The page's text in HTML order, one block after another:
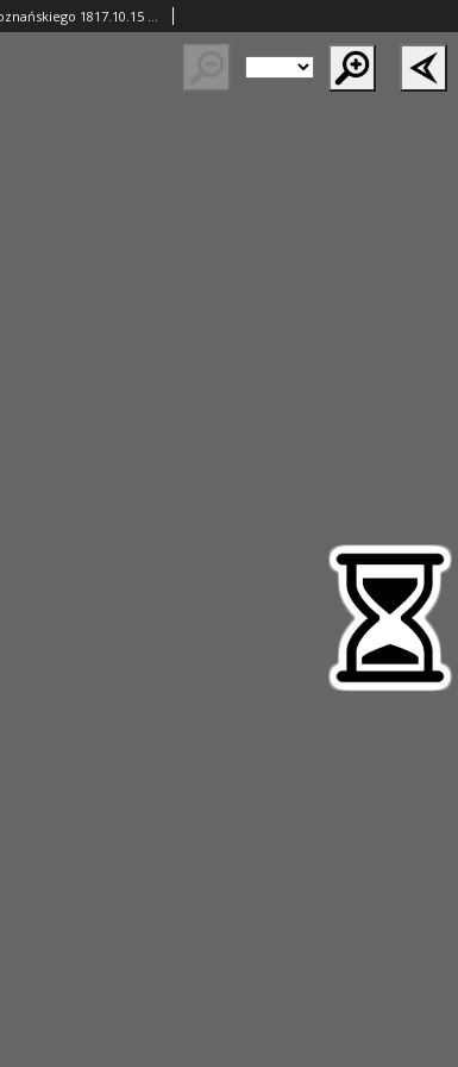
Gazeta Wielkiego Xięstwa Poznańskiego 1817.10.15 Nr83